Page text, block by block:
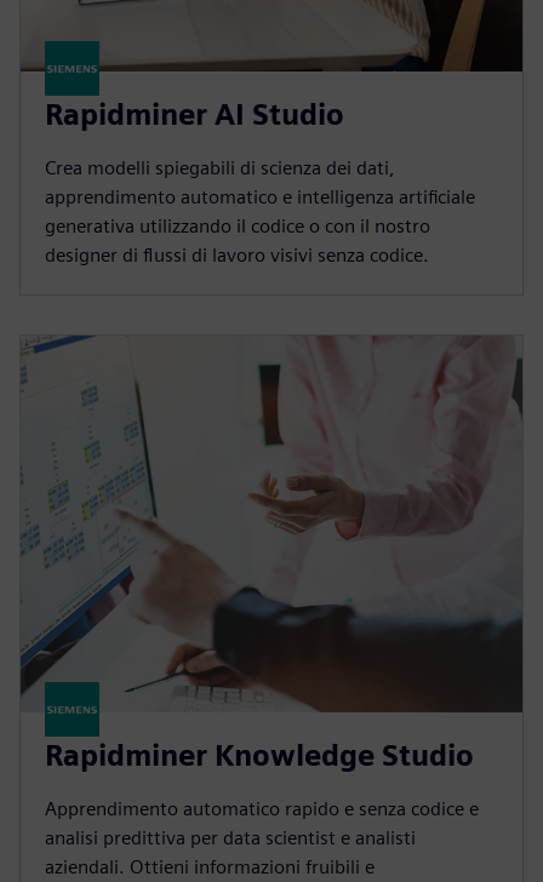
Rapidminer AI Studio
Crea modelli spiegabili di scienza dei dati,
apprendimento automatico e intelligenza artificiale
generativa utilizzando il codice o con il nostro
designer di flussi di lavoro visivi senza codice.
Rapidminer Knowledge Studio
Apprendimento automatico rapido e senza codice e
analisi predittiva per data scientist e analisti
aziendali. Ottieni informazioni fruibili e